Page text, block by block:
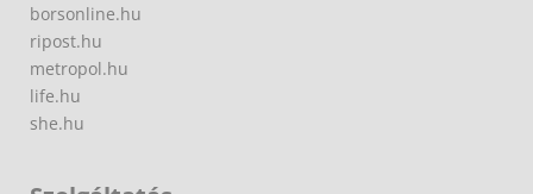
borsonline.hu
ripost.hu
metropol.hu
life.hu
she.hu